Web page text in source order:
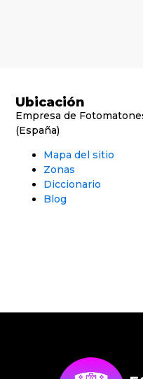
Ubicación
Empresa de
(España)
Mapa del sitio
Zonas
Diccionario
Blog